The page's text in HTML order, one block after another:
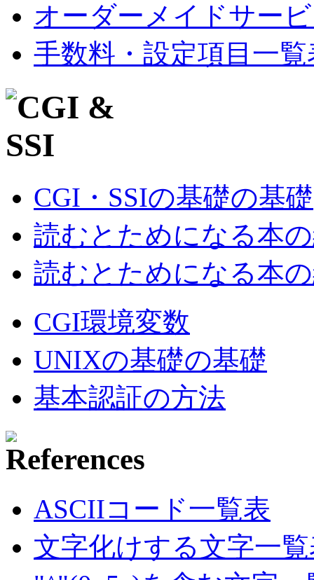
オーダーメイドサー
手数料・設定項目一覧
CGI・SSIの基礎の基礎
読むとためになる本
読むとためになる本
CGI環境変数
UNIXの基礎の基礎
基本認証の方法
ASCIIコード一覧表
文字化けする文字一